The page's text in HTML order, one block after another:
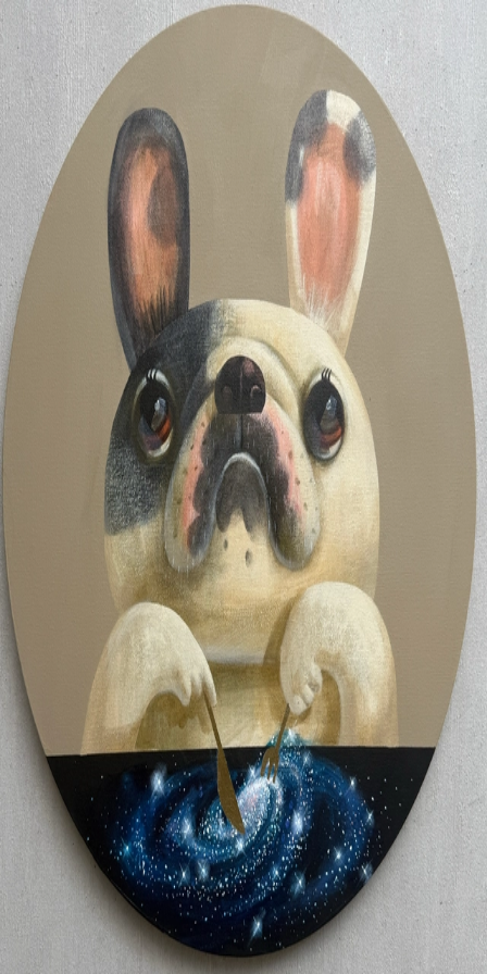
原田章生
5月25日
《世界ずらし／Nudging the World》径500
世界の片隅の誰かの 衝動的で小さな欲望でさえ、 宇宙全体
の物語を確実に変えてしまう。 それはあまりに壮大で、 で
も、ただの日常。 原田章生絵画展〜愛しけもの〜 展示期
間： 2026年6月6日（土）～6月20日（土） GALLERY
ISHIKAWA（東京赤坂） @gallery.ishikawa_contemporary 東京
都港区赤坂2-21-5 TEL : 03-6277-7261 休廊日： 日曜日